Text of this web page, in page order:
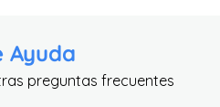
Ayuda
preguntas frecuentes